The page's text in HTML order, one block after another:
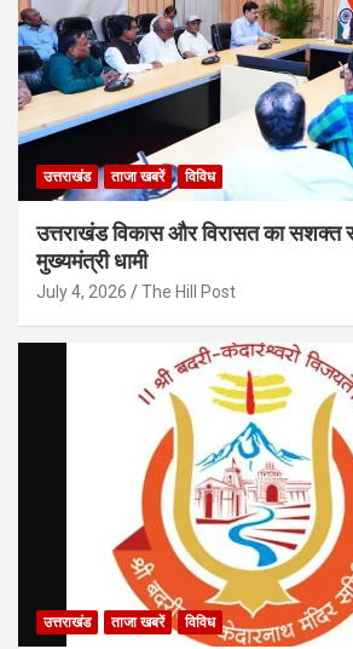
उत्तराखंड ताजा खबरें विविध
उत्तराखंड विकास और विरासत का सशक्त
मुख्यमंत्री धामी
July 4, 2026 The Hill Post
उत्तराखंड ताजा खबरें विविध